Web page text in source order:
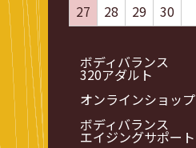
27
28 29 30
ボディバランス
320アダルト
オンラインショップ
ボディバランス
エイジングサポート